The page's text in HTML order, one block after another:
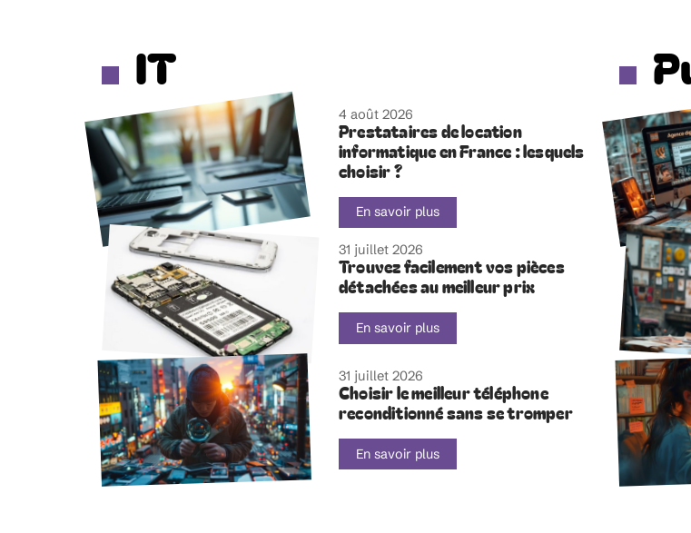
IT
4 août 2026
Prestataires de location
informatique en France : lesquels
choisir ?
En savoir plus
31 juillet 2026
Trouvez facilement vos pièces
détachées au meilleur prix
En savoir plus
31 juillet 2026
Choisir le meilleur téléphone
reconditionné sans se tromper
En savoir plus